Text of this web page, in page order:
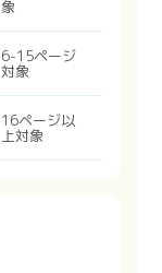
象
6-15ページ
対象
16ページ以
上対象